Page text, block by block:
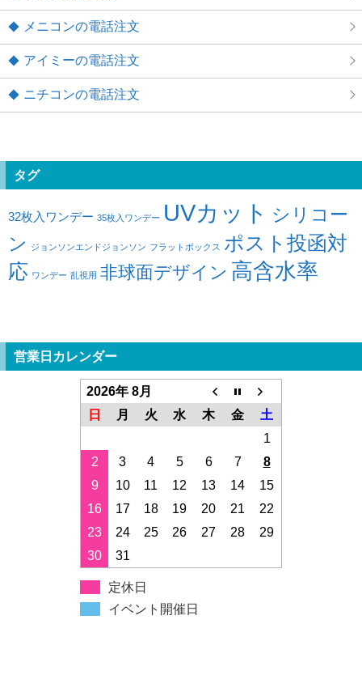
メニコンの電話注文
アイミーの電話注文
ニチコンの電話注文
タグ
32枚入ワンデー 35枚入ワンデー UVカット シリコー
ン
ジョンソンエンドジョンソン フラットボックス ポスト投函対
応 ワンデー 乱視用 非球面デザイン 高含水率
営業日カレンダー
2026年 8月
日
月 火 水 木 金
土
1
2
3 4 5 6 7
8
9
10 11 12 13 14
15
16
17 18 19 20 21
22
23
24 25 26 27 28
29
30
31
定休日
イベント開催日